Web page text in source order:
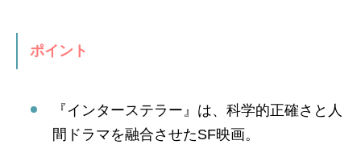
ポイント
『インターステラー』は、科学的正確さと人
間ドラマを融合させたSF映画。